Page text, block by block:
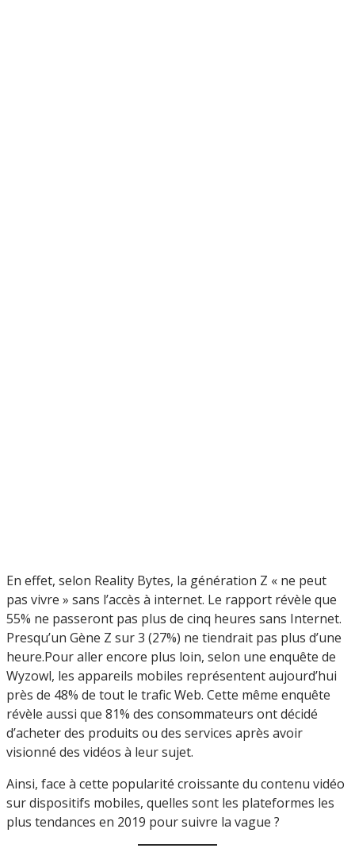
En effet, selon Reality Bytes, la génération Z « ne peut
pas vivre » sans l’accès à internet. Le rapport révèle que
55% ne passeront pas plus de cinq heures sans Internet.
Presqu’un Gène Z sur 3 (27%) ne tiendrait pas plus d’une
heure.Pour aller encore plus loin, selon une enquête de
Wyzowl, les appareils mobiles représentent aujourd’hui
près de 48% de tout le trafic Web. Cette même enquête
révèle aussi que 81% des consommateurs ont décidé
d’acheter des produits ou des services après avoir
visionné des vidéos à leur sujet.
Ainsi, face à cette popularité croissante du contenu vidéo
sur dispositifs mobiles, quelles sont les plateformes les
plus tendances en 2019 pour suivre la vague ?